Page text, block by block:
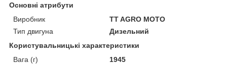
Основні атрибути
Виробник
TT AGRO MOTO
Тип двигуна
Дизельний
Користувальницькі характеристики
Вага (г)
1945